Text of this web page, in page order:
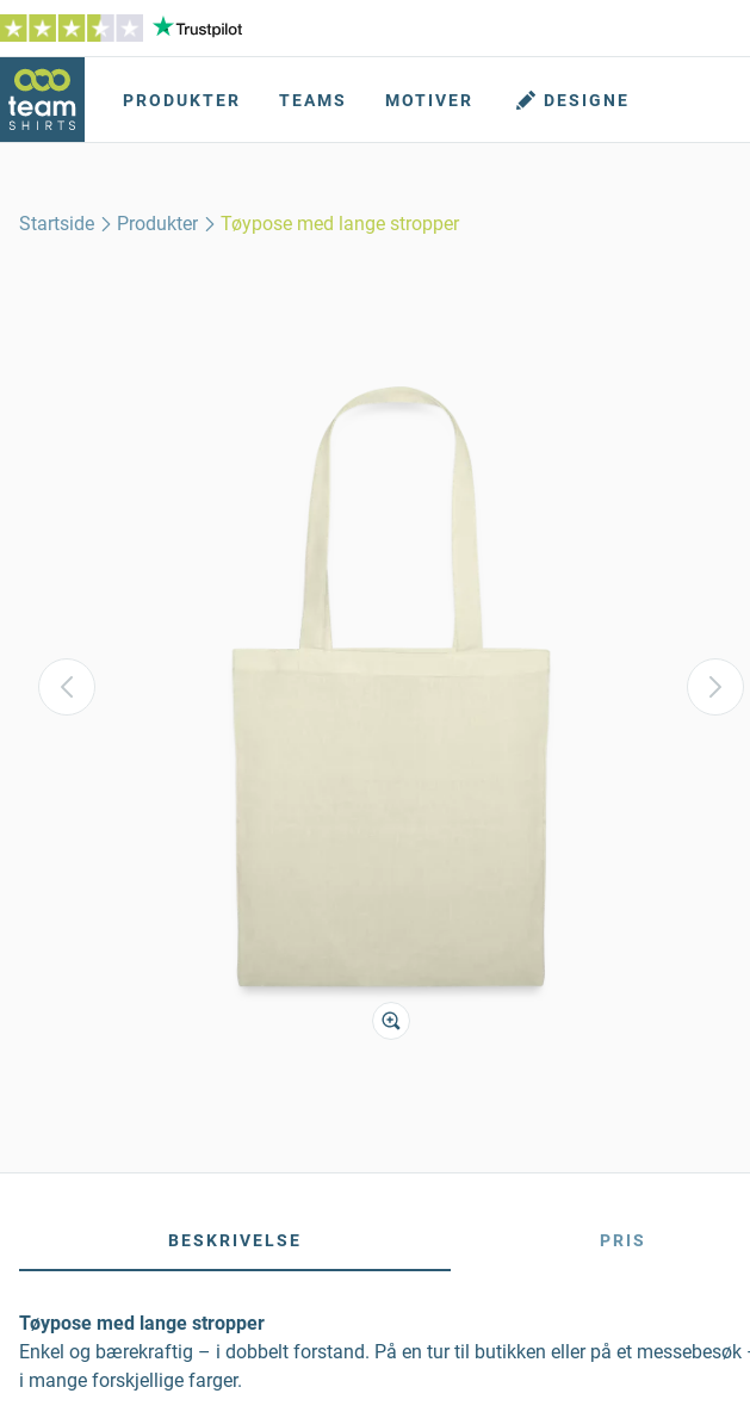
PRODUKTER TEAMS MOTIVER DESIGNE
Startside Produkter Tøypose med lange stropper
BESKRIVELSE PRIS
Tøypose med lange stropper
Enkel og bærekraftig – i dobbelt forstand. På en tur til butikken eller på et
i mange forskjellige farger.